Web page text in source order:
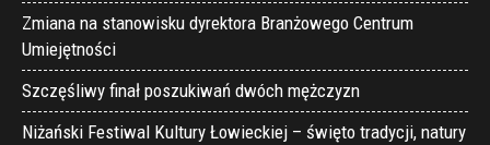
Zmiana na stanowisku dyrektora Branżowego Centrum
Umiejętności
Szczęśliwy finał poszukiwań dwóch mężczyzn
Niżański Festiwal Kultury Łowieckiej – święto tradycji, natury